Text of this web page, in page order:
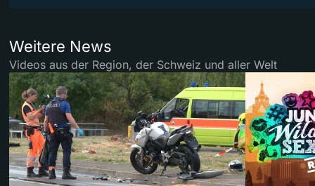
Weitere News
Videos aus der Region, der Schweiz und aller Welt